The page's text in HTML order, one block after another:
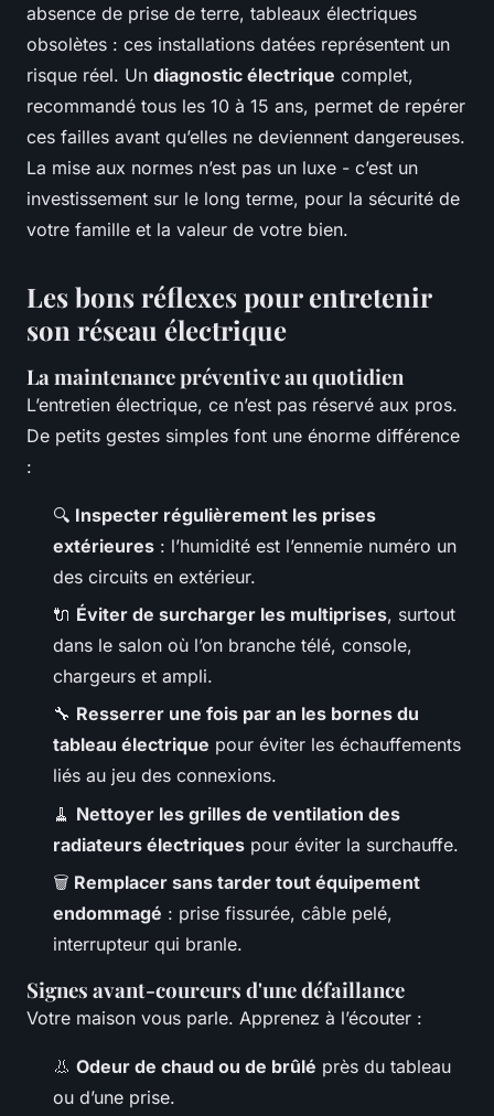
absence de prise de terre, tableaux électriques
obsolètes : ces installations datées représentent un
risque réel. Un diagnostic électrique complet,
recommandé tous les 10 à 15 ans, permet de repérer
ces failles avant qu’elles ne deviennent dangereuses.
La mise aux normes n’est pas un luxe - c’est un
investissement sur le long terme, pour la sécurité de
votre famille et la valeur de votre bien.
Les bons réflexes pour entretenir
son réseau électrique
La maintenance préventive au quotidien
L’entretien électrique, ce n’est pas réservé aux pros.
De petits gestes simples font une énorme différence
:
🔍 Inspecter régulièrement les prises
extérieures : l’humidité est l’ennemie numéro un
des circuits en extérieur.
🔌 Éviter de surcharger les multiprises, surtout
dans le salon où l’on branche télé, console,
chargeurs et ampli.
🔧 Resserrer une fois par an les bornes du
tableau électrique pour éviter les échauffements
liés au jeu des connexions.
🧹 Nettoyer les grilles de ventilation des
radiateurs électriques pour éviter la surchauffe.
🗑 Remplacer sans tarder tout équipement
endommagé : prise fissurée, câble pelé,
interrupteur qui branle.
Signes avant-coureurs d'une défaillance
Votre maison vous parle. Apprenez à l’écouter :
👃 Odeur de chaud ou de brûlé près du tableau
ou d’une prise.